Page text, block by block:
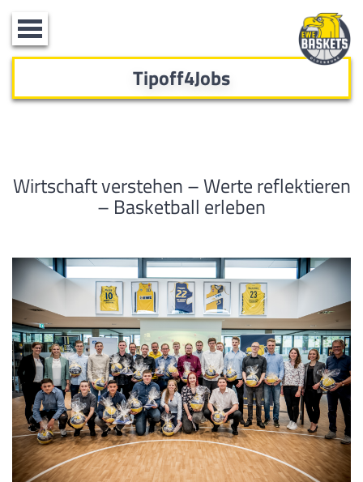
Toggle
navigation
Tipoff4Jobs
Wirtschaft verstehen – Werte reflektieren
– Basketball erleben